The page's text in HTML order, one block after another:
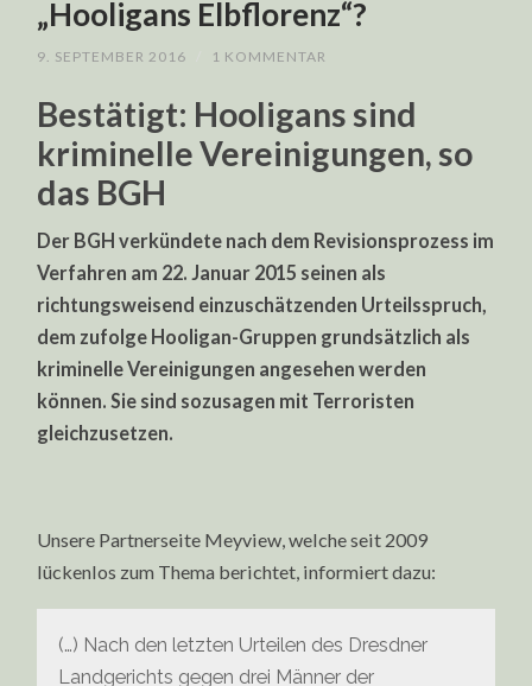
„Hooligans Elbflorenz“?
9. SEPTEMBER 2016 1 KOMMENTAR
Bestätigt: Hooligans sind
kriminelle Vereinigungen, so
das BGH
Der BGH verkündete nach dem Revisionsprozess im
Verfahren am 22. Januar 2015 seinen als
richtungsweisend einzuschätzenden Urteilsspruch,
dem zufolge Hooligan-Gruppen grundsätzlich als
kriminelle Vereinigungen angesehen werden
können. Sie sind sozusagen mit Terroristen
gleichzusetzen.
Unsere Partnerseite Meyview, welche seit 2009
lückenlos zum Thema berichtet, informiert dazu:
(…) Nach den letzten Urteilen des Dresdner
Landgerichts gegen drei Männer der